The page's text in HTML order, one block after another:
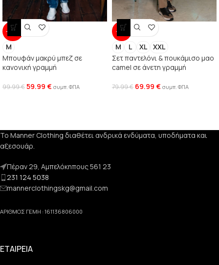
-40%
M
Μπουφάν μακρύ μπεζ σε
κανονική γραμμή
99.99€59.99 € συμπ. ΦΠΑ
-13%
M L XL
XXL
Σετ παντελόνι & πουκάμισο μαο
camel σε άνετη γραμμή
79.99€ 69.99 € συμπ. ΦΠΑ
Το Manner Clothing διαθέτει ανδρικά ενδύματα, υποδήματα και
αξεσουάρ.
Πέραν 29, Αμπελόκηπους 561 23
231 124 5038
mannerclothingskg@gmail.com
ΑΡΙΘΜΟΣ ΓΕΜΗ : 161136806000
ΕΤΑΙΡΕΙΑ